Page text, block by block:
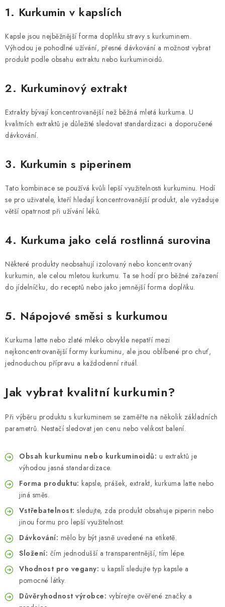
1. Kurkumin v kapslích
Kapsle jsou nejběžnější forma doplňku stravy s kurkuminem.
Výhodou je pohodlné užívání, přesné dávkování a možnost vybrat
produkt podle obsahu extraktu nebo kurkuminoidů.
2. Kurkuminový extrakt
Extrakty bývají koncentrovanější než běžná mletá kurkuma. U
kvalitních extraktů je důležité sledovat standardizaci a doporučené
dávkování.
3. Kurkumin s piperinem
Tato kombinace se používá kvůli lepší využitelnosti kurkuminu. Hodí
se pro uživatele, kteří hledají koncentrovanější produkt, ale vyžaduje
větší opatrnost při užívání léků.
4. Kurkuma jako celá rostlinná surovina
Některé produkty neobsahují izolovaný nebo koncentrovaný
kurkumin, ale celou mletou kurkumu. Ta se hodí pro běžné zařazení
do jídelníčku, do receptů nebo jako jemnější forma doplňku.
5. Nápojové směsi s kurkumou
Kurkuma latte nebo zlaté mléko obvykle nepatří mezi
nejkoncentrovanější formy kurkuminu, ale jsou oblíbené pro chuť,
jednoduchou přípravu a každodenní rituál.
Jak vybrat kvalitní kurkumin?
Při výběru produktu s kurkuminem se zaměřte na několik základních
parametrů. Nestačí sledovat jen cenu nebo velikost balení.
Obsah kurkuminu nebo kurkuminoidů: u extraktů je
výhodou jasná standardizace.
Forma produktu: kapsle, prášek, extrakt, kurkuma latte nebo
jiná směs.
Vstřebatelnost: sledujte, zda produkt obsahuje piperin nebo
jinou formu pro lepší využitelnost.
Dávkování: mělo by být jasně uvedené na etiketě.
Složení: čím jednodušší a transparentnější, tím lépe.
Vhodnost pro vegany: u kapslí sledujte typ kapsle a
pomocné látky.
Důvěryhodnost výrobce: vybírejte ověřené značky a